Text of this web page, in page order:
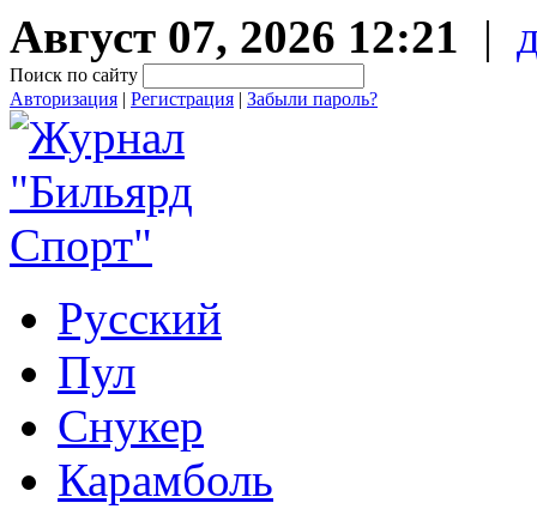
Август 07, 2026 12:21 |
Поиск по сайту
Авторизация | Регистрация | Забыли пароль?
Русский
Пул
Снукер
Карамболь